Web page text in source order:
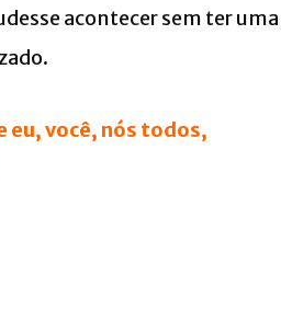
acontecer sem ter uma
eu, você, nós todos,